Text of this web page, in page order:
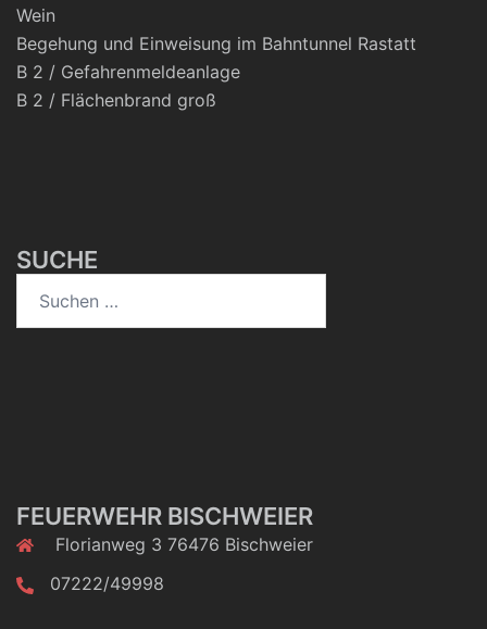
Wein
Begehung und Einweisung im Bahntunnel Rastatt
B 2 / Gefahrenmeldeanlage
B 2 / Flächenbrand groß
SUCHE
FEUERWEHR BISCHWEIER
Florianweg 3 76476 Bischweier
07222/49998